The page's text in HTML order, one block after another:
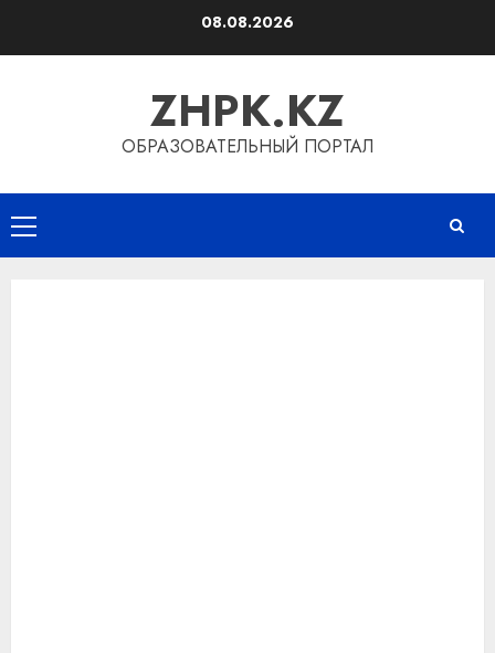
08.08.2026
ZHPK.KZ
ОБРАЗОВАТЕЛЬНЫЙ ПОРТАЛ
Основное
меню